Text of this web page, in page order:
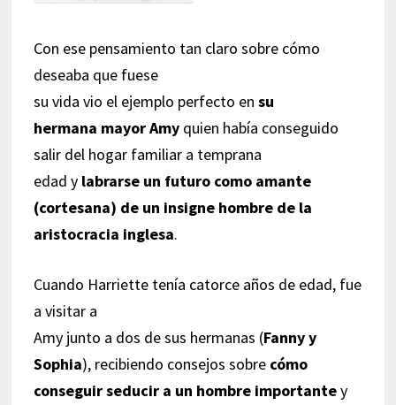
Con ese pensamiento tan claro sobre cómo
deseaba que fuese
su vida vio el ejemplo perfecto en su
hermana mayor Amyquien había conseguido
salir del hogar familiar a temprana
edad y labrarse un futuro como amante
(cortesana) de un insigne hombre de la
aristocracia inglesa.
Cuando Harriette tenía catorce años de edad, fue
a visitar a
Amy junto a dos de sus hermanas (Fanny y
Sophia), recibiendo consejos sobre cómo
conseguir seducir a un hombre importantey